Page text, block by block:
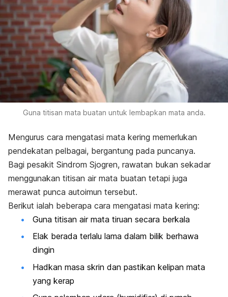
Guna titisan mata buatan untuk lembapkan mata anda.
Mengurus cara mengatasi mata kering memerlukan
pendekatan pelbagai, bergantung pada puncanya.
Bagi pesakit Sindrom Sjogren, rawatan bukan sekadar
menggunakan titisan air mata buatan tetapi juga
merawat punca autoimun tersebut.
Berikut ialah beberapa cara mengatasi mata kering:
Guna titisan air mata tiruan secara berkala
Elak berada terlalu lama dalam bilik berhawa
dingin
Hadkan masa skrin dan pastikan kelipan mata
yang kerap